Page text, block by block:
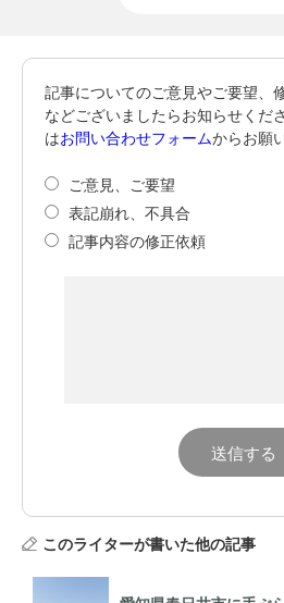
記事についてのご意見やご要望、
などございましたらお知らせくだ
はお問い合わせフォームからお願
ご意見、ご要望
表記崩れ、不具合
記事内容の修正依頼
このライターが書いた他の記事